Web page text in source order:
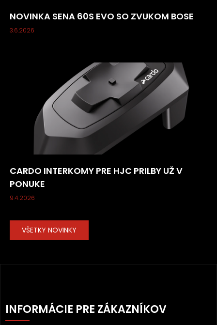
NOVINKA SENA 60S EVO SO ZVUKOM BOSE
3.6.2026
CARDO INTERKOMY PRE HJC PRILBY UŽ V
PONUKE
9.4.2026
VŠETKY NOVINKY
Á
P
INFORMÁCIE PRE ZÁKAZNÍKOV